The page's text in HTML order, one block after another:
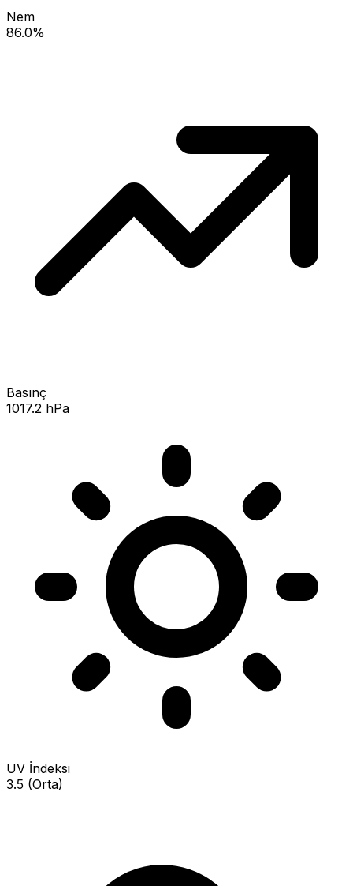
Nem
86.0%
Basınç
1017.2 hPa
UV İndeksi
3.5 (Orta)